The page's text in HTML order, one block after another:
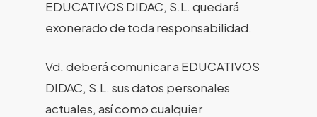
EDUCATIVOS DIDAC, S.L. quedará
exonerado de toda responsabilidad.
Vd. deberá comunicar a EDUCATIVOS
DIDAC, S.L. sus datos personales
actuales, así como cualquier